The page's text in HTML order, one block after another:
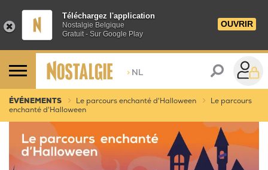
Téléchargez l'application
Nostalgie Belgique
Gratuit - Sur Google Play
OUVRIR
> NL
ÉVÉNEMENTS Le parcours enchanté d'Halloween
Le parcours
enchanté d'Halloween
Le parcours